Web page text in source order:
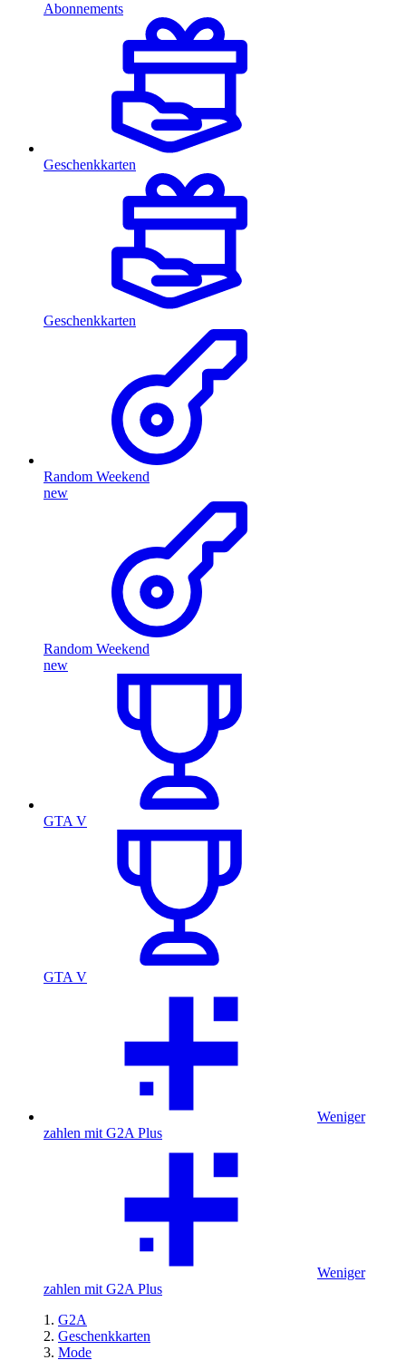
Abonnements
Geschenkkarten
Geschenkkarten
Random Weekend
new
Random Weekend
new
GTA V
GTA V
Weniger
zahlen mit G2A Plus
Weniger
zahlen mit G2A Plus
G2A
Geschenkkarten
Mode